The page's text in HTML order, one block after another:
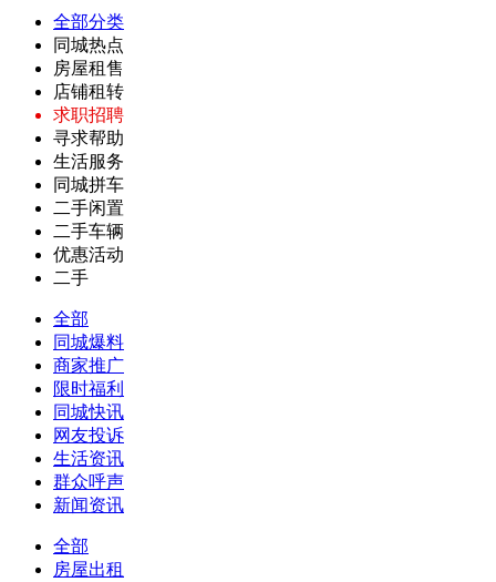
全部分类
同城热点
房屋租售
店铺租转
求职招聘
寻求帮助
生活服务
同城拼车
二手闲置
二手车辆
优惠活动
二手
全部
同城爆料
商家推广
限时福利
同城快讯
网友投诉
生活资讯
群众呼声
新闻资讯
全部
房屋出租